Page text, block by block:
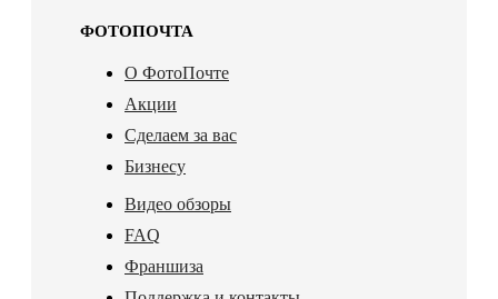
ФОТОПОЧТА
О ФотоПочте
Акции
Сделаем за вас
Бизнесу
Видео обзоры
FAQ
Франшиза